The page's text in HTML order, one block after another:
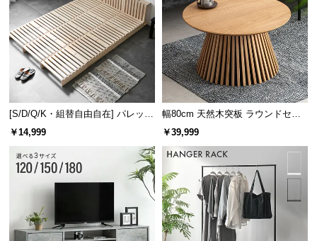
[S/D/Q/K・組替自由自在] パレット
ベッド 8/12/16枚セット
￥14,999
幅80cm 天然木突板 ラウンドセン
ターテーブル 美しい格子デザイン
￥39,999